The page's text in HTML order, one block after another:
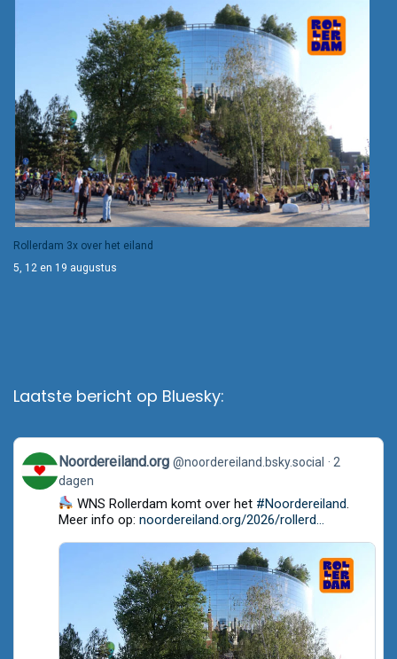
Rollerdam 3x over het eiland
5, 12 en 19 augustus
Laatste bericht op Bluesky:
View
post
by
Noordereiland.org
Bluesky
Noordereiland.org @noordereiland.bsky.social
2
dagen
WNS Rollerdam komt over het #Noordereiland.
Meer info op: noordereiland.org/2026/rollerd...